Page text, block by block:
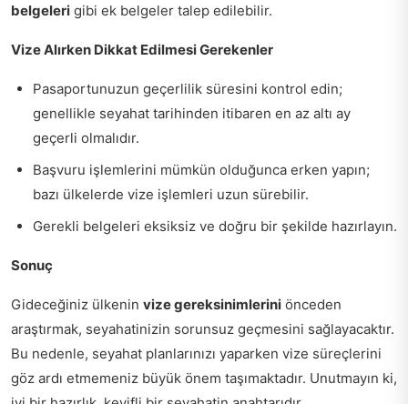
belgeleri gibi ek belgeler talep edilebilir.
Vize Alırken Dikkat Edilmesi Gerekenler
Pasaportunuzun geçerlilik süresini kontrol edin;
genellikle seyahat tarihinden itibaren en az altı ay
geçerli olmalıdır.
Başvuru işlemlerini mümkün olduğunca erken yapın;
bazı ülkelerde vize işlemleri uzun sürebilir.
Gerekli belgeleri eksiksiz ve doğru bir şekilde hazırlayın.
Sonuç
Gideceğiniz ülkenin vize gereksinimlerini önceden
araştırmak, seyahatinizin sorunsuz geçmesini sağlayacaktır.
Bu nedenle, seyahat planlarınızı yaparken vize süreçlerini
göz ardı etmemeniz büyük önem taşımaktadır. Unutmayın ki,